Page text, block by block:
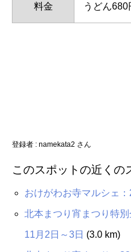
料金 うどん680
登録者 : namekata2 さん
このスポットの近くの
おけがわお寺マルシェ
北本まつり宵まつり特
11月2日～3日 (3.0 km)